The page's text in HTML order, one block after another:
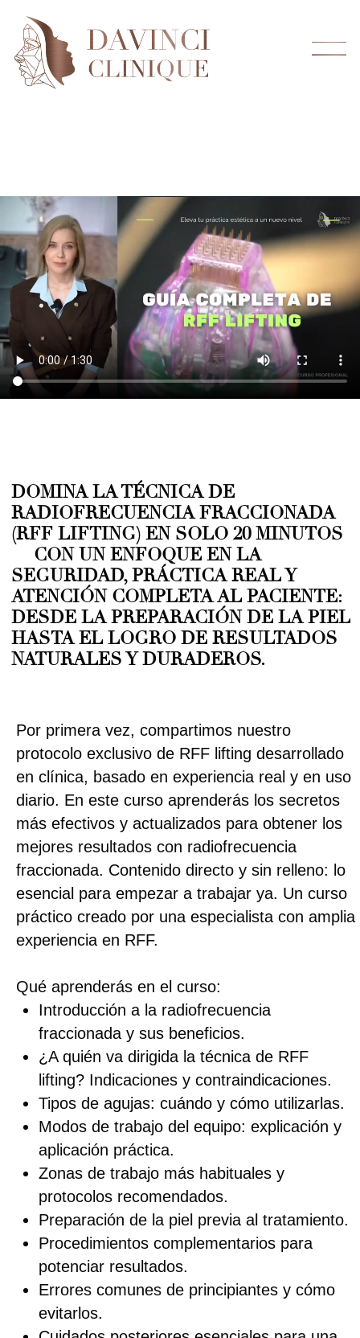
DOMINA LA TÉCNICA DE
RADIOFRECUENCIA FRACCIONADA
(RFF LIFTING) EN SOLO 20 MINUTOS
— CON UN ENFOQUE EN LA
PRECIO MEDIO POR SESIÓN EN
ESPAÑA: 100–300 €
RECUPERAS LA INVERSIÓN DEL CURSO
CON UNA SOLA SESIÓN!
Por primera vez, compartimos nuestro
protocolo exclusivo de RFF lifting desarrollado
en clínica, basado en experiencia real y en uso
diario. En este curso aprenderás los secretos
más efectivos y actualizados para obtener los
mejores resultados con radiofrecuencia
fraccionada. Contenido directo y sin relleno: lo
esencial para empezar a trabajar ya. Un curso
práctico creado por una especialista con amplia
Introducción a la radiofrecuencia
fraccionada y sus beneficios.
¿A quién va dirigida la técnica de RFF
lifting? Indicaciones y contraindicaciones.
Tipos de agujas: cuándo y cómo utilizarlas.
Modos de trabajo del equipo: explicación y
aplicación práctica.
Zonas de trabajo más habituales y
protocolos recomendados.
Preparación de la piel previa al tratamiento.
Procedimientos complementarios para
potenciar resultados.
Errores comunes de principiantes y cómo
evitarlos.
Reacciones normales y resultados
esperados.
Este curso es para ti si:
Tienes una clínica o trabajas en estética
avanzada y quieres implementar la
radiofrecuencia fraccionada.
Buscas dominar nuevas técnicas para
ofrecer resultados más efectivos y seguros
a tus pacientes.
Quieres una guía clara, paso a paso, para
aplicar el tratamiento o formar a tu equipo.
La clínica DaVinci, fundada por la Dra. Oxana
Vlasenko, es reconocida por su enfoque
innovador en estética avanzada.
Qué incluye el curso: